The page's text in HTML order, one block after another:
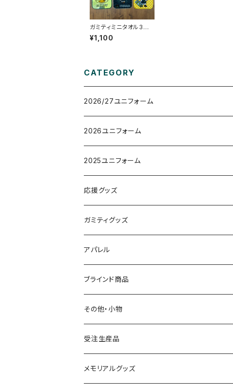
ガミティミニタオル3枚
組セット
¥1,100
CATEGORY
2026/27ユニフォーム
オーセンティックユニフォーム
レプリカユニフォーム
2026ユニフォーム
2025ユニフォーム
オーセンティックユニフォーム
レプリカユニフォーム
応援グッズ
タオルマフラー
フラッグ
その他
ガミティグッズ
ガミぐるみ
タオル
Tシャツ
ガミティ勤続10周年グッズ
その他
アパレル
クラブオフィシャルウェア
S.（エスドット）
Tシャツ
アウター
UMBRO
ブラインド商品
その他・小物
受注生産品
メモリアルグッズ